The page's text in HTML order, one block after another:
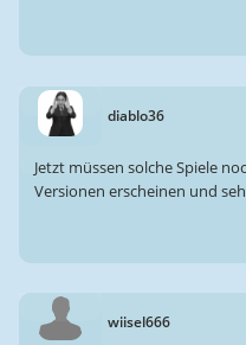
diablo36
Jetzt müssen solche Spiele
Versionen erscheinen und
wiisel666